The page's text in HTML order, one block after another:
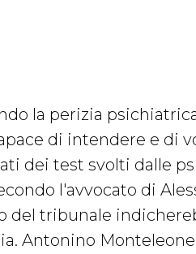
la perizia
di intendere e di
dei test svolti dalle
l'avvocato di
del tribunale
Antonino